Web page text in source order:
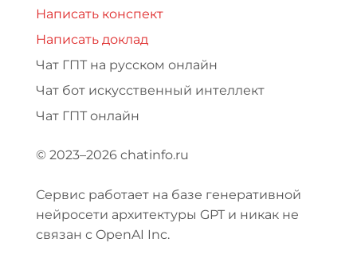
Написать конспект
Написать доклад
Чат ГПТ на русском онлайн
Чат бот искусственный интеллект
Чат ГПТ онлайн
© 2023–2026 chatinfo.ru
Сервис работает на базе генеративной
нейросети архитектуры GPT и никак не
связан с OpenAI Inc.